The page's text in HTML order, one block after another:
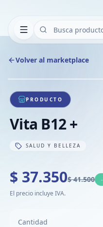
Volver al marketplace
1/1
PRODUCTO
Vita B12 +
SALUD Y BELLEZA
$ 37.350$ 41.500 -
El precio incluye IVA.
Cantidad